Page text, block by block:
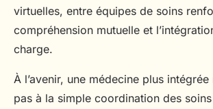
virtuelles, entre équipes de soins
compréhension mutuelle et
charge.
À l’avenir, une médecine plus
pas à la simple coordination des